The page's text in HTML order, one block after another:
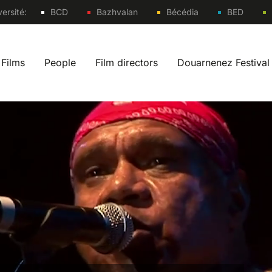
Sites
BCD Bazhvalan Bécédia BED
navigation fr
Films People Film directors Douarnenez Festival